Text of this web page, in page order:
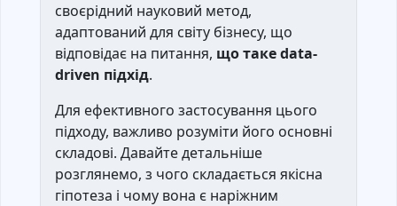
своєрідний науковий метод,
адаптований для світу бізнесу, що
відповідає на питання, що таке data-
driven підхід.
Для ефективного застосування цього
підходу, важливо розуміти його основні
складові. Давайте детальніше
розглянемо, з чого складається якісна
гіпотеза і чому вона є наріжним